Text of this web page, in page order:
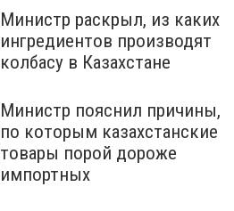
Министр раскрыл, из каких
ингредиентов производят
колбасу в Казахстане
Министр пояснил причины,
по которым казахстанские
товары порой дороже
импортных